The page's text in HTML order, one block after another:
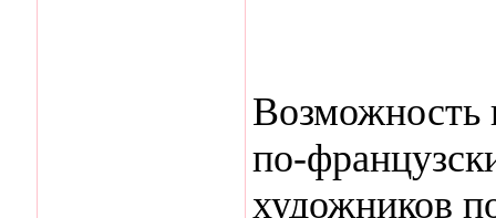
Возможность
по-
художников